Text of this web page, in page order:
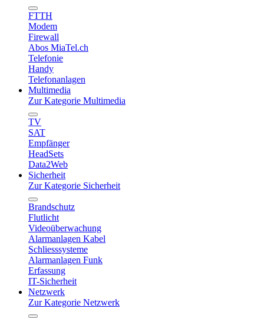
FTTH
Modem
Firewall
Abos MiaTel.ch
Telefonie
Handy
Telefonanlagen
Multimedia
Zur Kategorie Multimedia
TV
SAT
Empfänger
HeadSets
Data2Web
Sicherheit
Zur Kategorie Sicherheit
Brandschutz
Flutlicht
Videoüberwachung
Alarmanlagen Kabel
Schliesssysteme
Alarmanlagen Funk
Erfassung
IT-Sicherheit
Netzwerk
Zur Kategorie Netzwerk